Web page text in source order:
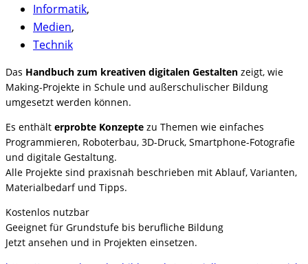
Informatik,
Medien,
Technik
Das Handbuch zum kreativen digitalen Gestalten zeigt, wie
Making-Projekte in Schule und außerschulischer Bildung
umgesetzt werden können.
Es enthält erprobte Konzepte zu Themen wie einfaches
Programmieren, Roboterbau, 3D-Druck, Smartphone-Fotografie
und digitale Gestaltung.
Alle Projekte sind praxisnah beschrieben mit Ablauf, Varianten,
Materialbedarf und Tipps.
Kostenlos nutzbar
Geeignet für Grundstufe bis berufliche Bildung
Jetzt ansehen und in Projekten einsetzen.